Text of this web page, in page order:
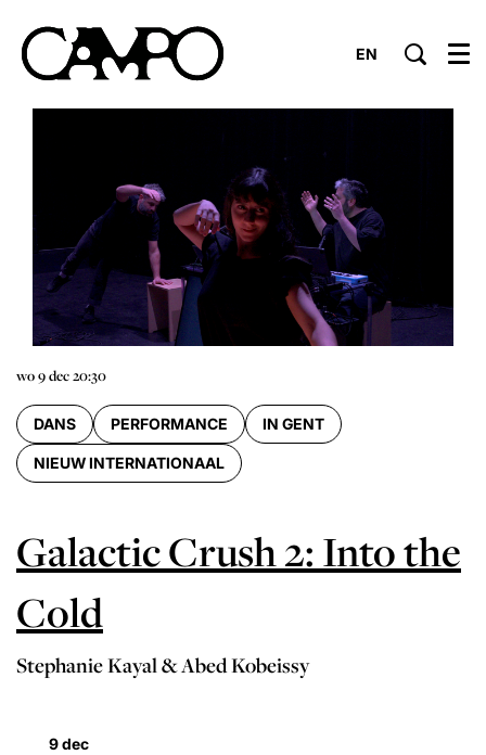
EN Menu
DANS PERFORMANCE IN GENT
NIEUW INTERNATIONAAL
Galactic Crush 2: Into the
Cold
Stephanie Kayal & Abed Kobeissy
wo 9 dec20:30
9 dec